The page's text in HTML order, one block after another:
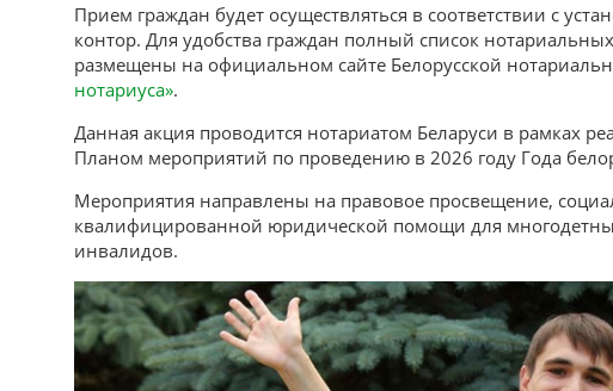
Прием граждан будет осуществляться в соответствии с
контор. Для удобства граждан полный список
размещены на официальном сайте Белорусской
нотариуса».
Данная акция проводится нотариатом Беларуси в рамках
Планом мероприятий по проведению в 2026 году Года
Мероприятия направлены на правовое просвещение,
квалифицированной юридической помощи для
инвалидов.